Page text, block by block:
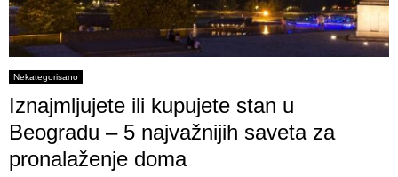
M
E
N
Nekategorisano
Iznajmljujete ili kupujete stan u
Beogradu – 5 najvažnijih saveta za
pronalaženje doma